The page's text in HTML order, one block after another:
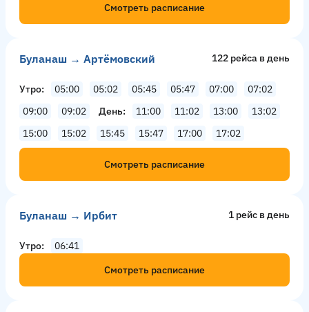
Смотреть расписание
Буланаш → Артёмовский 122 рейсa в день
Утро 05:00 05:02 05:45 05:47 07:00
07:02
09:00
09:02 День 11:00 11:02 13:00
13:02
15:00
15:02 15:45 15:47 17:00 17:02
Смотреть расписание
Буланаш → Ирбит 1 рейс в день
Утро
06:41
Смотреть расписание